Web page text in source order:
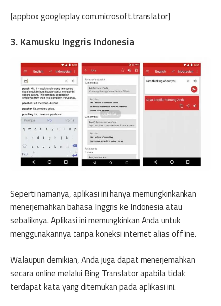
[appbox googleplay com.microsoft.translator]
3. Kamusku Inggris Indonesia
Seperti namanya, aplikasi ini hanya memungkinkankan
menerjemahkan bahasa Inggris ke Indonesia atau
sebaliknya. Aplikasi ini memungkinkan Anda untuk
menggunakannya tanpa koneksi internet alias offline.
Walaupun demikian, Anda juga dapat menerjemahkan
secara online melalui Bing Translator apabila tidak
terdapat kata yang ditemukan pada aplikasi ini.